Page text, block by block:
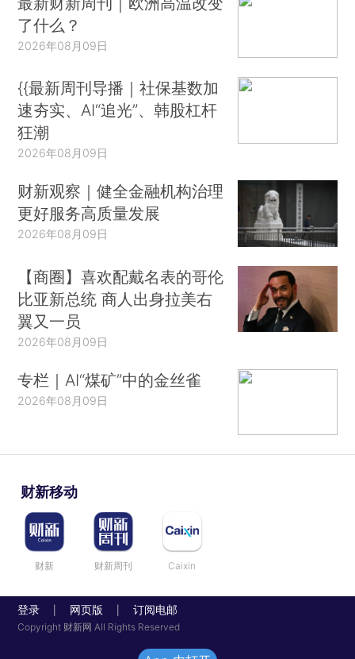
了什么？
2026年08月09日
{{最新周刊导播｜社保基数加
速夯实、AI“追光”、韩股杠杆
狂潮
2026年08月09日
财新观察｜健全金融机构治理
更好服务高质量发展
2026年08月09日
【商圈】喜欢配戴名表的哥伦
比亚新总统 商人出身拉美右
翼又一员
2026年08月09日
专栏｜AI“煤矿”中的金丝雀
2026年08月09日
财新移动
财新 财新周刊 Caixin
登录 网页版 订阅电邮
Copyright 财新网 All Rights Reserved